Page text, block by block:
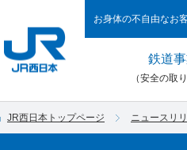
お身体の不自由なお
鉄道
（安全の取
JR西日本トップページ ニュースリ